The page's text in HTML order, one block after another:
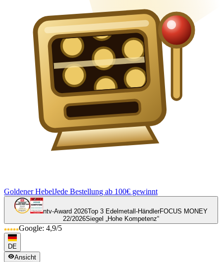
Goldener HebelJede Bestellung ab 100€ gewinnt
ntv-Award 2026Top 3 Edelmetall-HändlerFOCUS MONEY
22/2026Siegel „Hohe Kompetenz“
Google: 4,9/5
DE
Ansicht